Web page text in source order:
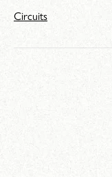
Circuits